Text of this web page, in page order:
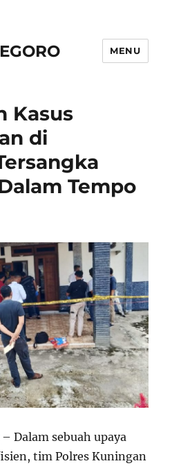
MENU
Kasus
di
Tempo
– Dalam sebuah upaya
tim Polres Kuningan